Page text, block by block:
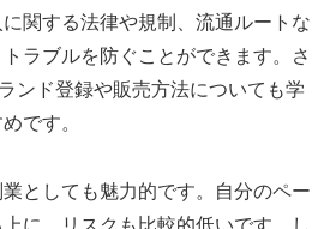
関する法律や規制、流通ルートな
ラブルを防ぐことができます。さ
ンド登録や販売方法についても学
です。
としても魅力的です。自分のペー
に、リスクも比較的低いです。し